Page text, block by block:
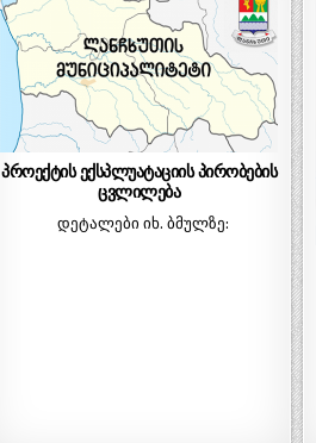
პროექტის ექსპლუატაციის პირობების
ცვლილება
დეტალები იხ. ბმულზე: